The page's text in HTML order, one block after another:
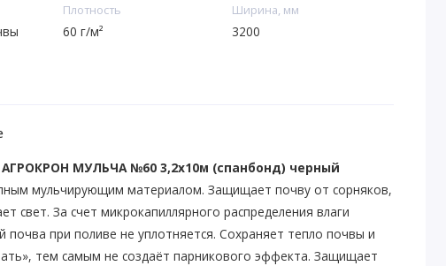
Плотность
60 г/м²
Ширина, мм
3200
АГРОКРОН МУЛЬЧА №60 3,2х10м (спанбонд) черный
мульчирующим материалом. Защищает почву от сорняков,
свет. За счет микрокапиллярного распределения влаги
почва при поливе не уплотняется. Сохраняет тепло почвы и
тем самым не создаёт парникового эффекта. Защищает